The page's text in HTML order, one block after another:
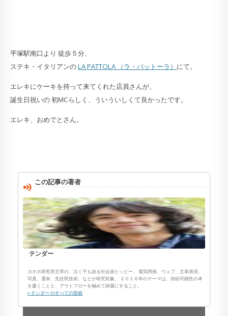
平塚駅南口より 徒歩５分、
ステキ・イタリアンのLA PATTOLA （ラ・パットーラ） にて。
エレキにケーキを持って来てくれた店員さんが、
誕生日祝いの 初MCらしく、ういういしくて良かったです。
エレキ、おめでとさん。
この記事の著者
テンダー
ヨホホ研究所主宰の、泣く子も訛る社会派ヒッピー。 電気関係、ウェブ、文章表現、
写真、選挙、先住民技術、などが研究対象。 ２０１６年のテーマは、持続可能性の本
を書くことと、アウトフローを極めて綺麗にすること。
» テンダー のすべての投稿